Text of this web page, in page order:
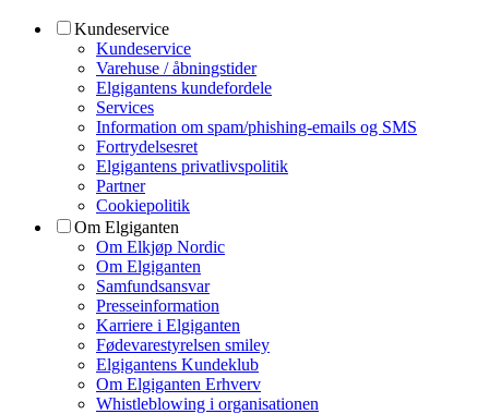
Kundeservice
Kundeservice
Varehuse / åbningstider
Elgigantens kundefordele
Services
Information om spam/phishing-emails og SMS
Fortrydelsesret
Elgigantens privatlivspolitik
Partner
Cookiepolitik
Om Elgiganten
Om Elkjøp Nordic
Om Elgiganten
Samfundsansvar
Presseinformation
Karriere i Elgiganten
Fødevarestyrelsen smiley
Elgigantens Kundeklub
Om Elgiganten Erhverv
Whistleblowing i organisationen